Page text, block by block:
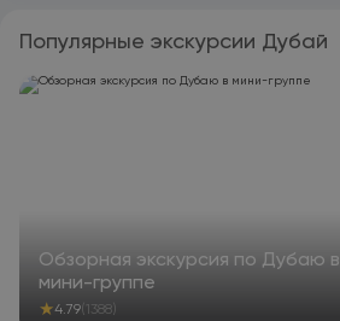
Популярные экскурсии Дубай
Обзорная экскурсия по Дубаю в
мини-группе
★4.79 (1388)